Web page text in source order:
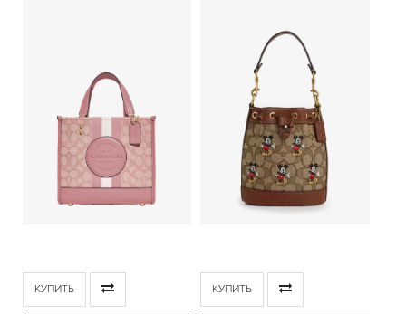
КУПИТЬ КУПИТЬ